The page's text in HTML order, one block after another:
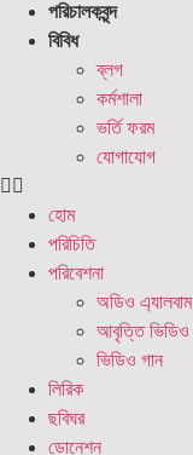
পরিচালকবৃন্দ
বিবিধ
ব্লগ
কর্মশালা
ভর্তি ফরম
যোগাযোগ
হোম
পরিচিতি
পরিবেশনা
অডিও এ্যালবাম
আবৃত্তি ভিডিও
ভিডিও গান
লিরিক
ছবিঘর
ডোনেশন